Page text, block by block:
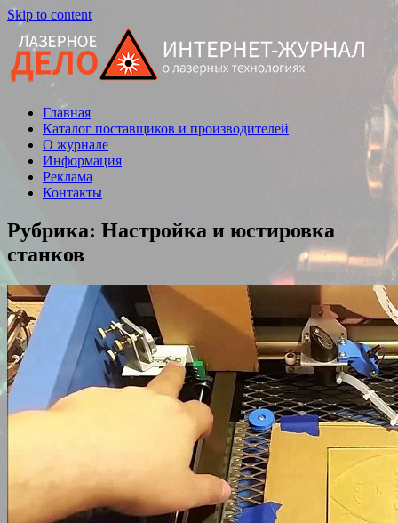
Skip to content
Статьи,
новости,
обзоры
Главная
Каталог поставщиков и производителей
О журнале
Информация
Реклама
Контакты
Рубрика: Настройка и юстировка
станков